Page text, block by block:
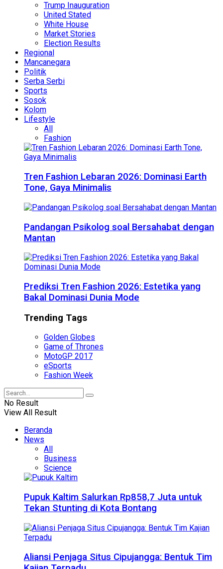
Trump Inauguration
United Stated
White House
Market Stories
Election Results
Regional
Mancanegara
Politik
Serba Serbi
Sports
Sosok
Kolom
Lifestyle
All
Fashion
Tren Fashion Lebaran 2026: Dominasi Earth
Tone, Gaya Minimalis
Pandangan Psikolog soal Bersahabat dengan
Mantan
Prediksi Tren Fashion 2026: Estetika yang
Bakal Dominasi Dunia Mode
Trending Tags
Golden Globes
Game of Thrones
MotoGP 2017
eSports
Fashion Week
No Result
View All Result
Beranda
News
All
Business
Science
Pupuk Kaltim Salurkan Rp858,7 Juta untuk
Tekan Stunting di Kota Bontang
Aliansi Penjaga Situs Cipujangga: Bentuk Tim